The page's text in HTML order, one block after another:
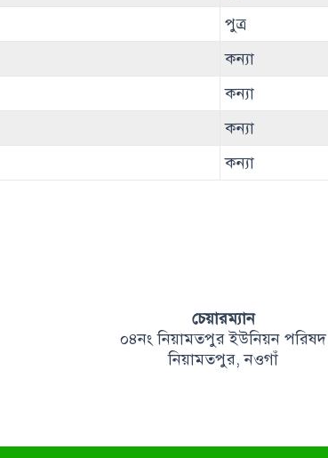
পুত্র
কন্যা
কন্যা
কন্যা
কন্যা
চেয়ারম্যান
০৪নং নিয়ামতপুর ইউনিয়ন পরিষদ
নিয়ামতপুর, নওগাঁ